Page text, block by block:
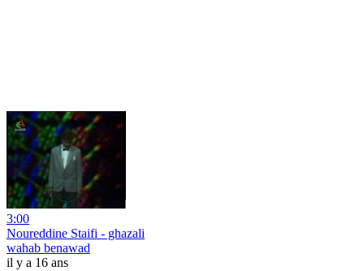
3:00
Noureddine Staifi - ghazali
wahab benawad
il y a 16 ans